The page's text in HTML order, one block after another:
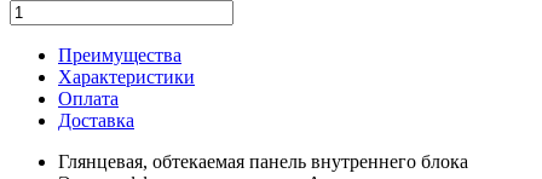
Преимущества
Характеристики
Оплата
Доставка
Глянцевая, обтекаемая панель внутреннего блока